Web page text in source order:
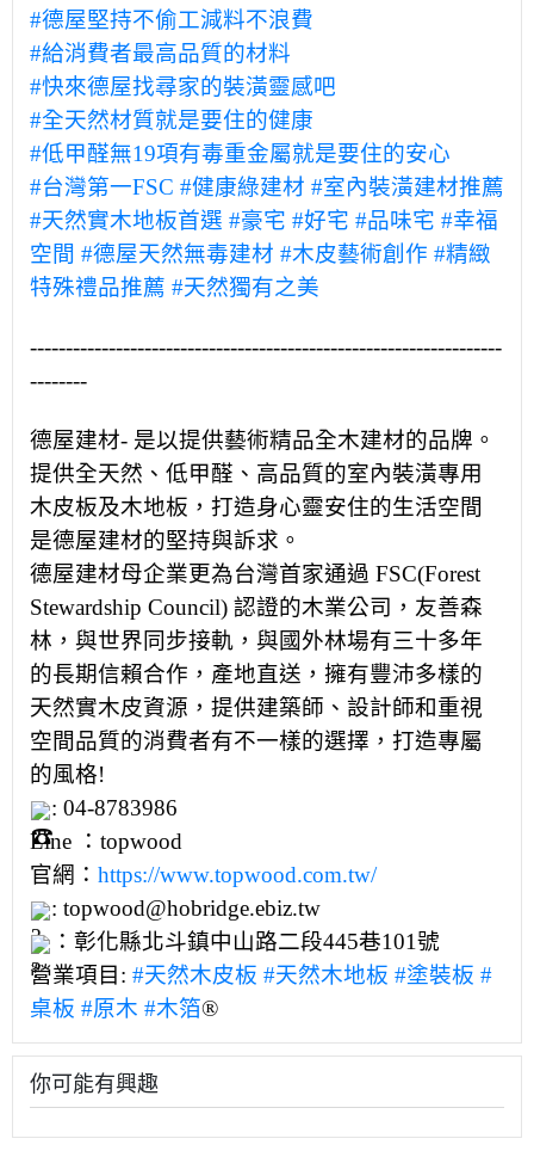
#德屋堅持不偷工減料不浪費
#給消費者最高品質的材料
#快來德屋找尋家的裝潢靈感吧
#全天然材質就是要住的健康
#低甲醛無19項有毒重金屬就是要住的安心
#台灣第一FSC #健康綠建材 #室內裝潢建材推薦
#天然實木地板首選 #豪宅 #好宅 #品味宅 #幸福
空間 #德屋天然無毒建材 #木皮藝術創作 #精緻
特殊禮品推薦 #天然獨有之美
------------------------------------------------------------------
--------
德屋建材- 是以提供藝術精品全木建材的品牌。
提供全天然、低甲醛、高品質的室內裝潢專用
木皮板及木地板，打造身心靈安住的生活空間
是德屋建材的堅持與訴求。
德屋建材母企業更為台灣首家通過 FSC(Forest
Stewardship Council) 認證的木業公司，友善森
林，與世界同步接軌，與國外林場有三十多年
的長期信賴合作，產地直送，擁有豐沛多樣的
天然實木皮資源，提供建築師、設計師和重視
空間品質的消費者有不一樣的選擇，打造專屬
的風格!
: 04-8783986
Line ：topwood
官網： https://www.topwood.com.tw/
: topwood@hobridge.ebiz.tw
：彰化縣北斗鎮中山路二段445巷101號
營業項目: #天然木皮板 #天然木地板 #塗裝板 #
桌板 #原木 #木箔®
你可能有興趣